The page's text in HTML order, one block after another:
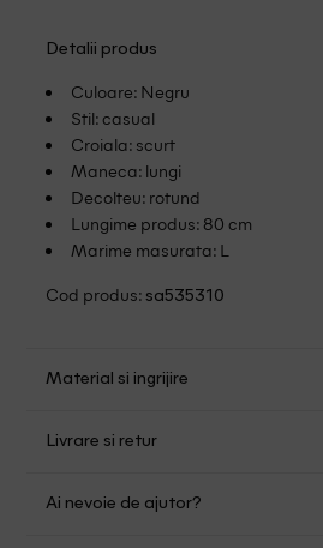
Detalii produs
Culoare: Negru
Stil: casual
Croiala: scurt
Maneca: lungi
Decolteu: rotund
Lungime produs: 80 cm
Marime masurata: L
Cod produs: sa535310
Material si ingrijire
Nu folositi inalbitor
Uscare normala, prin centrifugare
Livrare si retur
mare de 149.00 lei.
Ai nevoie de ajutor?